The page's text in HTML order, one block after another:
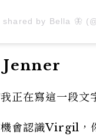
shared by Bella 🦋
正在寫這一段文
會認識Virgil，